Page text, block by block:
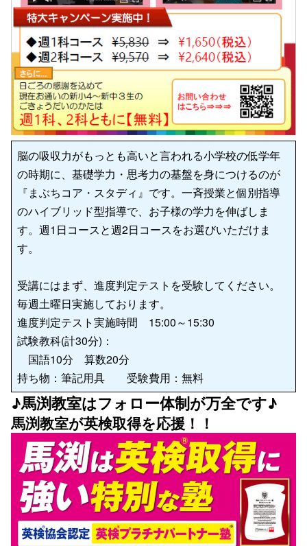
脳の吸収力がもっとも高いと言われる小学校の低学年
の時期に、基礎学力・思考力の基盤を身につけるのが
『まぶちコア・スタディ』です。一斉授業と個別指導
のハイブリッド型指導で、お子様の学力を伸ばしま
す。週1日コースと週2日コースをお選びいただけま
す。
受講にはまず、進度判定テストを受験してください。
毎週土曜日実施しております。
進度判定テスト実施時間 15:00～15:30
試験教科(計30分)：
国語10分 算数20分
持ち物：筆記用具 受験費用：無料
♪馬渕教室はフォロー体制が万全です♪
馬渕教室が英検取得を応援！！